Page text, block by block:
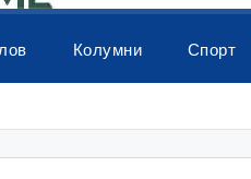
Колумни Спорт